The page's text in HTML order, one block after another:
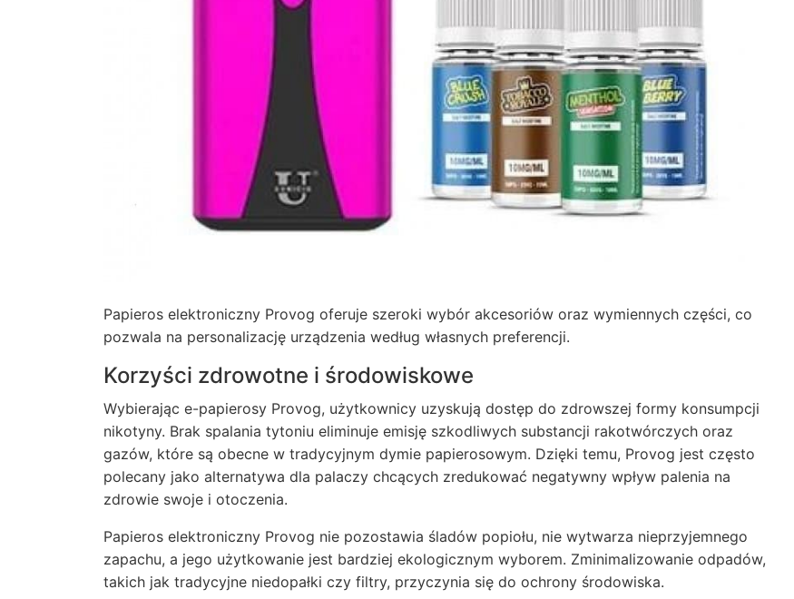
Papieros elektroniczny Provog oferuje szeroki wybór akcesoriów oraz wymiennych części, co
pozwala na personalizację urządzenia według własnych preferencji.
Korzyści zdrowotne i środowiskowe
Wybierając e-papierosy Provog, użytkownicy uzyskują dostęp do zdrowszej formy konsumpcji
nikotyny. Brak spalania tytoniu eliminuje emisję szkodliwych substancji rakotwórczych oraz
gazów, które są obecne w tradycyjnym dymie papierosowym. Dzięki temu, Provog jest często
polecany jako alternatywa dla palaczy chcących zredukować negatywny wpływ palenia na
zdrowie swoje i otoczenia.
Papieros elektroniczny Provog nie pozostawia śladów popiołu, nie wytwarza nieprzyjemnego
zapachu, a jego użytkowanie jest bardziej ekologicznym wyborem. Zminimalizowanie odpadów,
takich jak tradycyjne niedopałki czy filtry, przyczynia się do ochrony środowiska.